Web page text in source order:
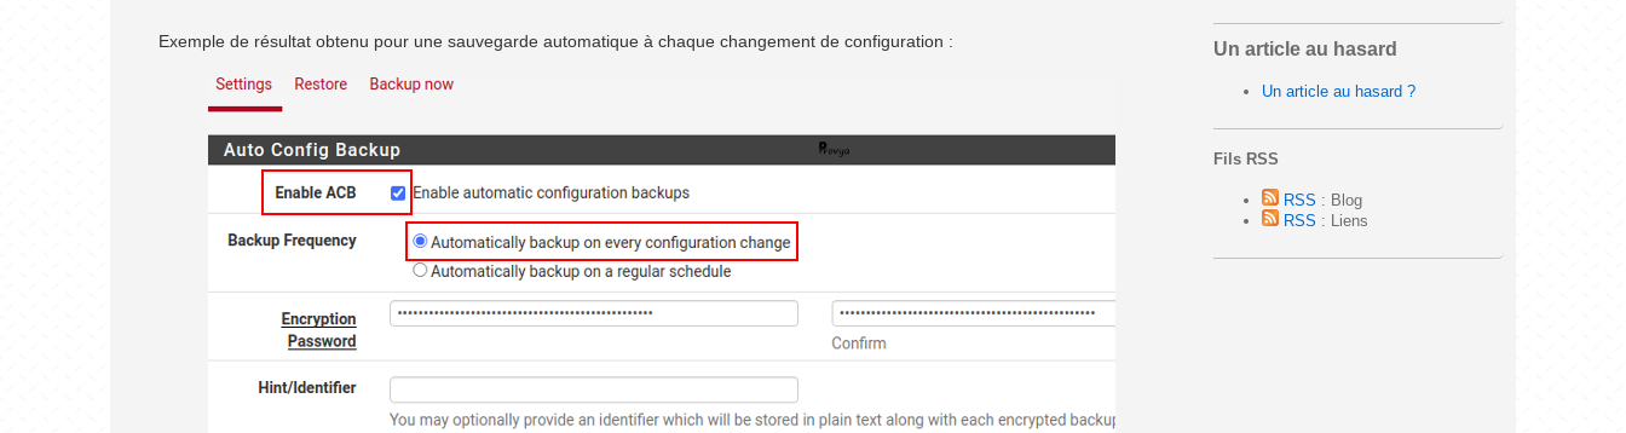
Un article au hasard
Un article au hasard ?
Fils RSS
RSS : Blog
RSS : Liens
Exemple de résultat obtenu pour une sauvegarde automatique à chaque changement de configuration :